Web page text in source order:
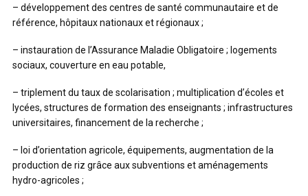
– développement des centres de santé communautaire et de
référence, hôpitaux nationaux et régionaux ;
– instauration de l’Assurance Maladie Obligatoire ; logements
sociaux, couverture en eau potable,
– triplement du taux de scolarisation ; multiplication d’écoles et
lycées, structures de formation des enseignants ; infrastructures
universitaires, financement de la recherche ;
– loi d’orientation agricole, équipements, augmentation de la
production de riz grâce aux subventions et aménagements
hydro-agricoles ;